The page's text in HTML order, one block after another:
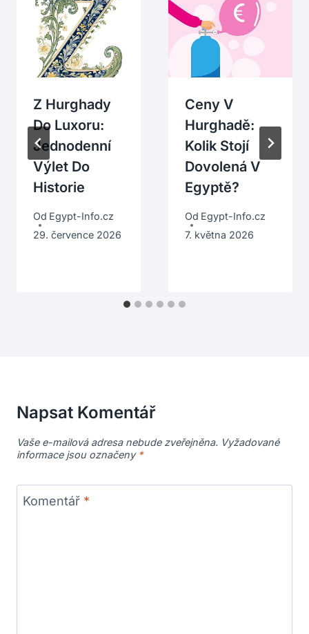
Z Hurghady
Do Luxoru:
Jednodenní
Výlet Do
Historie
Od Egypt-Info.cz
29. července 2026
Ceny V
Hurghadě:
Kolik Stojí
Dovolená V
Egyptě?
Od Egypt-Info.cz
7. května 2026
Napsat Komentář
Vaše e-mailová adresa nebude zveřejněna. Vyžadované
informace jsou označeny *
Komentář *